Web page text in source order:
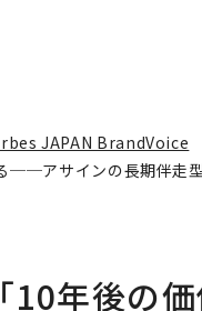
JAPAN BrandVoice
──アサインの長期伴走
10年後の